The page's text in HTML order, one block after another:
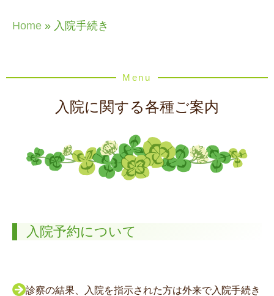
Home » 入院手続き
Menu
入院に関する各種ご案内
入院予約について
診察の結果、入院を指示された方は外来で入院手続き